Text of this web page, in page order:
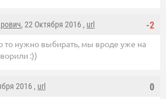
-2
, 22 Октября 2016 , url
то нужно выбирать, мы вроде уже на
:))
0
2016 , url